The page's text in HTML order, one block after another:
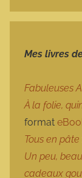
Mes livres
Fabuleuses
À la folie,
format
Tous en pâte
Un peu,
cadeaux